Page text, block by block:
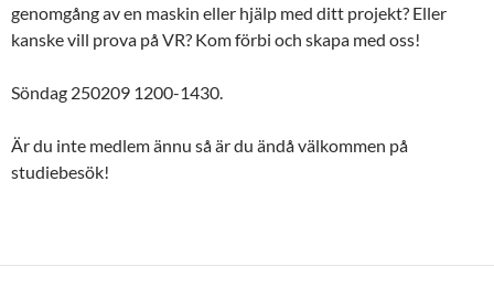
genomgång av en maskin eller hjälp med ditt projekt? Eller
kanske vill prova på VR? Kom förbi och skapa med oss!
Söndag 250209 1200-1430.
Är du inte medlem ännu så är du ändå välkommen på
studiebesök!